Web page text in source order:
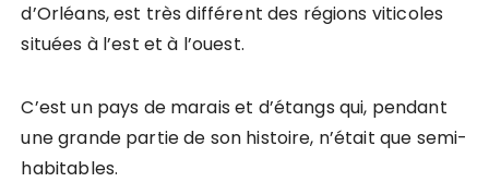
d’Orléans, est très différent des régions viticoles
situées à l’est et à l’ouest.
C’est un pays de marais et d’étangs qui, pendant
une grande partie de son histoire, n’était que semi-
habitables.